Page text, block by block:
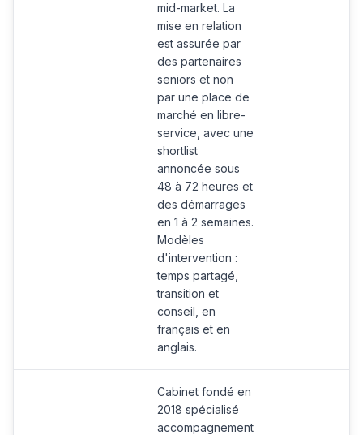
mid-market. La
mise en relation
est assurée par
des partenaires
seniors et non
par une place de
marché en libre-
service, avec une
shortlist
annoncée sous
48 à 72 heures et
des démarrages
en 1 à 2 semaines.
Modèles
d'intervention :
temps partagé,
transition et
conseil, en
français et en
anglais.
Cabinet fondé en
2018 spécialisé
accompagnement